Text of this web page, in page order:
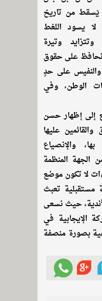
من تاريخ
لا يسود اللغط
وتيرة
نحافظ على حقوق
والنفيس على حدٍ
الوطن، وفي
إلى إظهار حسن
عليها
والإنصياع
الجهة المنظمة
لا تكون موضع
مستقبلية تعبث
حيث نسعى
الإيجابية في
بصورة منصفة